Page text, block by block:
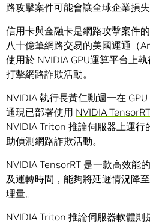
路攻擊案件可能會讓全球企業損失
信用卡與金融卡是網路攻擊案件
八十億筆網路交易的美國運通（
使用於 NVIDIA GPU運算平台上
打擊網路詐欺活動。
NVIDIA 執行長黃仁勳週一在
通現已部署使用 NVIDIA TensorRT
NVIDIA Triton 推論伺服器上運行
助偵測網路詐欺活動。
NVIDIA TensorRT 是一款高效能
及運轉時間，能夠將延遲情況降
理量。
NVIDIA Triton 推論伺服器軟體則